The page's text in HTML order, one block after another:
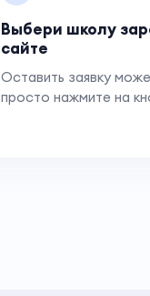
Выбери школу
сайте
Оставить заявку
просто нажмите на